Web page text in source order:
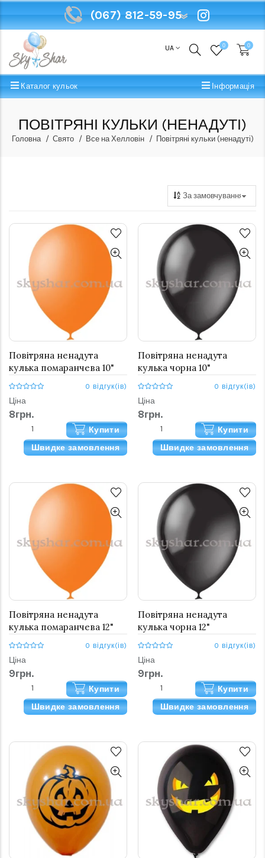
(067) 812-59-95
UA 0 0
Каталог кульок Інформація
ПОВІТРЯНІ КУЛЬКИ (НЕНАДУТІ)
Головна Свято Все на Хелловін Повітряні кульки (ненадуті)
Повітряна ненадута
кулька помаранчева 10"
0 відгук(ів)
Ціна
8грн.
Купити
Швидке замовлення
Повітряна ненадута
кулька чорна 10"
0 відгук(ів)
Ціна
8грн.
Купити
Швидке замовлення
Повітряна ненадута
кулька помаранчева 12"
0 відгук(ів)
Ціна
9грн.
Купити
Швидке замовлення
Повітряна ненадута
кулька чорна 12"
0 відгук(ів)
Ціна
9грн.
Купити
Швидке замовлення